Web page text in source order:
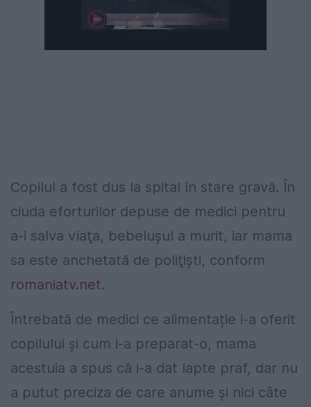
Copilul a fost dus la spital în stare gravă. În
ciuda eforturilor depuse de medici pentru
a-i salva viaţa, bebeluşul a murit, iar mama
sa este anchetată de poliţişti, conform
romaniatv.net.
Întrebată de medici ce alimentație i-a oferit
copilului și cum i-a preparat-o, mama
acestuia a spus că i-a dat lapte praf, dar nu
a putut preciza de care anume şi nici câte